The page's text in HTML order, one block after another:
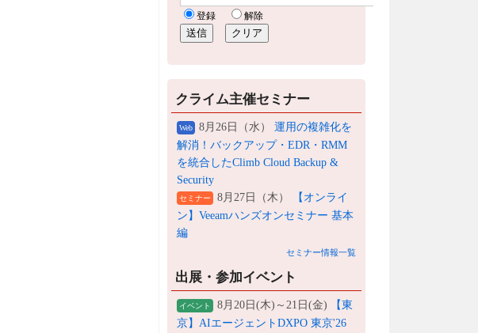
クライム主催セミナー
Web 8月26日（水） 運用の複雑化を
解消！バックアップ・EDR・RMM
を統合したClimb Cloud Backup &
Security
セミナー 8月27日（木）
【オンライ
ン】Veeamハンズオンセミナー 基本
編
セミナー情報一覧
出展・参加イベント
イベント 8月20日(木)～21日(金)
【東
京】AIエージェントDXPO 東京'26